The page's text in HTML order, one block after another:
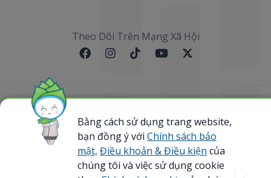
Theo Dõi Trên Mạng Xã Hội
Sơ đồ website
@ 2023 Bamboo Airways Copyright. All Rights
Reserved.
Business Registration Code: 0107867370
Bằng cách sử dụng trang website,
bạn đồng ý với Chính sách bảo
mật, Điều khoản & Điều kiện của
chúng tôi và việc sử dụng cookie